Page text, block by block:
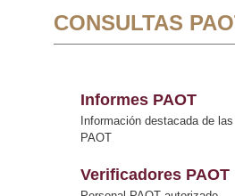
CONSULTAS
Informes PAOT
Información destacada de
PAOT
Verificadores PAOT